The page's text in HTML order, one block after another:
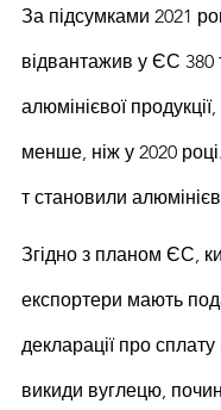
За підсумками 2021
відвантажив у ЄС 380
алюмінієвої
менше, ніж у 2020
т становили
Згідно з планом ЄС,
експортери мають
декларації про
викиди вуглецю,